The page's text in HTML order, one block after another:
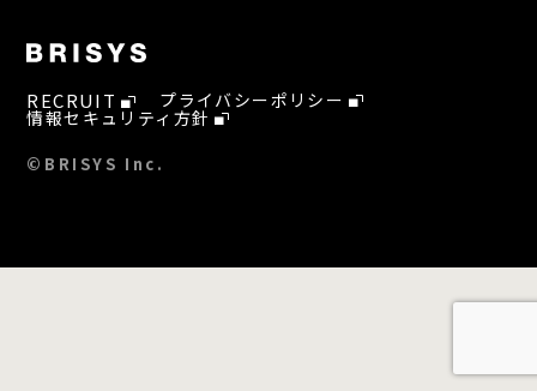
RECRUIT プライバシーポリシー
情報セキュリティ方針
©BRISYS Inc.